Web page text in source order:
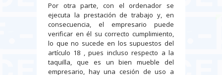
Por otra parte, con el ordenador se
ejecuta la prestación de trabajo y, en
consecuencia, el empresario puede
verificar en él su correcto cumplimiento,
lo que no sucede en los supuestos del
artículo 18 , pues incluso respecto a la
taquilla, que es un bien mueble del
empresario, hay una cesión de uso a